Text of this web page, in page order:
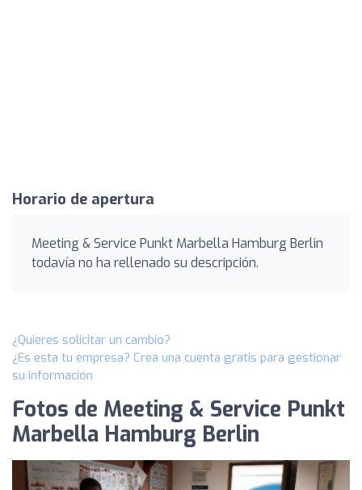
Horario de apertura
Meeting & Service Punkt Marbella Hamburg Berlin
todavía no ha rellenado su descripción.
¿Quieres solicitar un cambio?
¿Es esta tu empresa? Crea una cuenta gratis para gestionar
su información
Fotos de Meeting & Service Punkt
Marbella Hamburg Berlin